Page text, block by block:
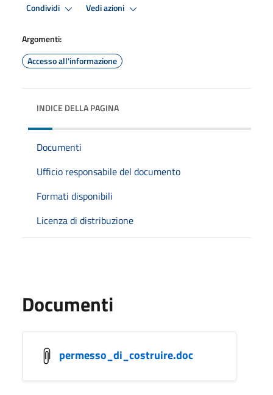
Condividi Vedi azioni
Argomenti:
Accesso all'informazione
INDICE DELLA PAGINA
Documenti
Ufficio responsabile del documento
Formati disponibili
Licenza di distribuzione
Documenti
permesso_di_costruire.doc